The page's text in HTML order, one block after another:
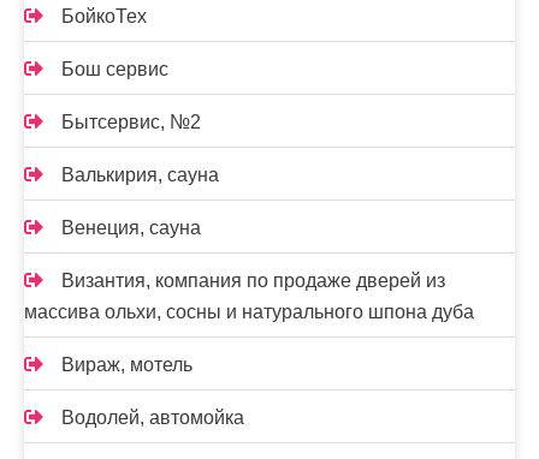
БойкоТех
Бош сервис
Бытсервис, №2
Валькирия, сауна
Венеция, сауна
Византия, компания по продаже дверей из
массива ольхи, сосны и натурального шпона дуба
Вираж, мотель
Водолей, автомойка